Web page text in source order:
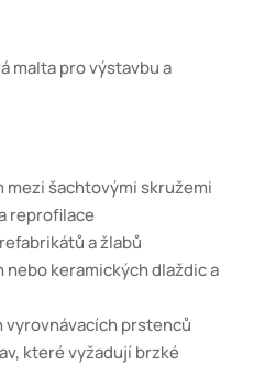
malta pro výstavbu a
mezi šachtovými skružemi
reprofilace
a žlabů
keramických dlaždic a
prstenců
které vyžadují brzké